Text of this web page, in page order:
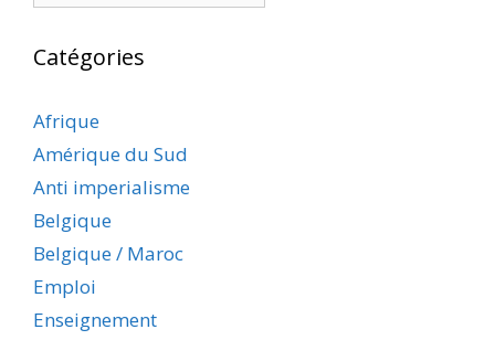
Catégories
Afrique
Amérique du Sud
Anti imperialisme
Belgique
Belgique / Maroc
Emploi
Enseignement